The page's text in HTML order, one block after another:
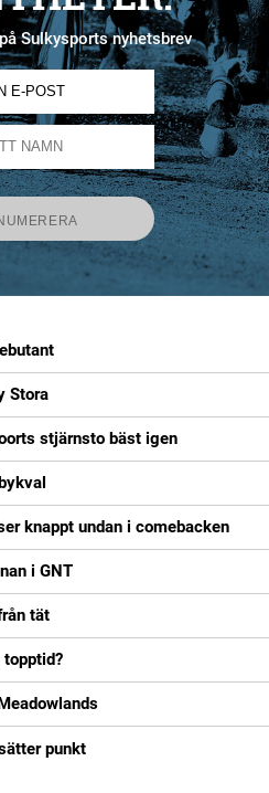
Sulkysports nyhetsbrev
Stora
stjärnsto bäst igen
knappt undan i comebacken
i GNT
tät
topptid?
punkt